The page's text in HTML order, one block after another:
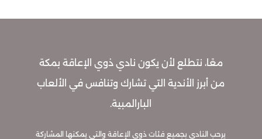
معًا، نتطلع لأن يكون نادي ذوي الإعاقة بمكة
من أبرز الأندية التي تشارك وتنافس في الألعاب
البارالمبية.
يرحب النادي بجميع فئات ذوي الإعاقة والتي يمكنها المشاركة